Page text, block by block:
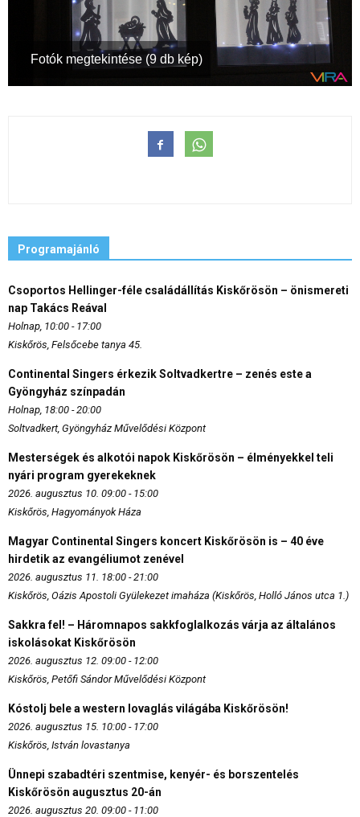
Fotók megtekintése (9 db kép)
Programajánló
Csoportos Hellinger-féle családállítás Kiskőrösön – önismereti
nap Takács Reával
Holnap, 10:00 - 17:00
Kiskőrös, Felsőcebe tanya 45.
Continental Singers érkezik Soltvadkertre – zenés este a
Gyöngyház színpadán
Holnap, 18:00 - 20:00
Soltvadkert, Gyöngyház Művelődési Központ
Mesterségek és alkotói napok Kiskőrösön – élményekkel teli
nyári program gyerekeknek
2026. augusztus 10. 09:00 - 15:00
Kiskőrös, Hagyományok Háza
Magyar Continental Singers koncert Kiskőrösön is – 40 éve
hirdetik az evangéliumot zenével
2026. augusztus 11. 18:00 - 21:00
Kiskőrös, Oázis Apostoli Gyülekezet imaháza (Kiskőrös, Holló János utca 1.)
Sakkra fel! – Háromnapos sakkfoglalkozás várja az általános
iskolásokat Kiskőrösön
2026. augusztus 12. 09:00 - 12:00
Kiskőrös, Petőfi Sándor Művelődési Központ
Kóstolj bele a western lovaglás világába Kiskőrösön!
2026. augusztus 15. 10:00 - 17:00
Kiskőrös, István lovastanya
Ünnepi szabadtéri szentmise, kenyér- és borszentelés
Kiskőrösön augusztus 20-án
2026. augusztus 20. 09:00 - 11:00